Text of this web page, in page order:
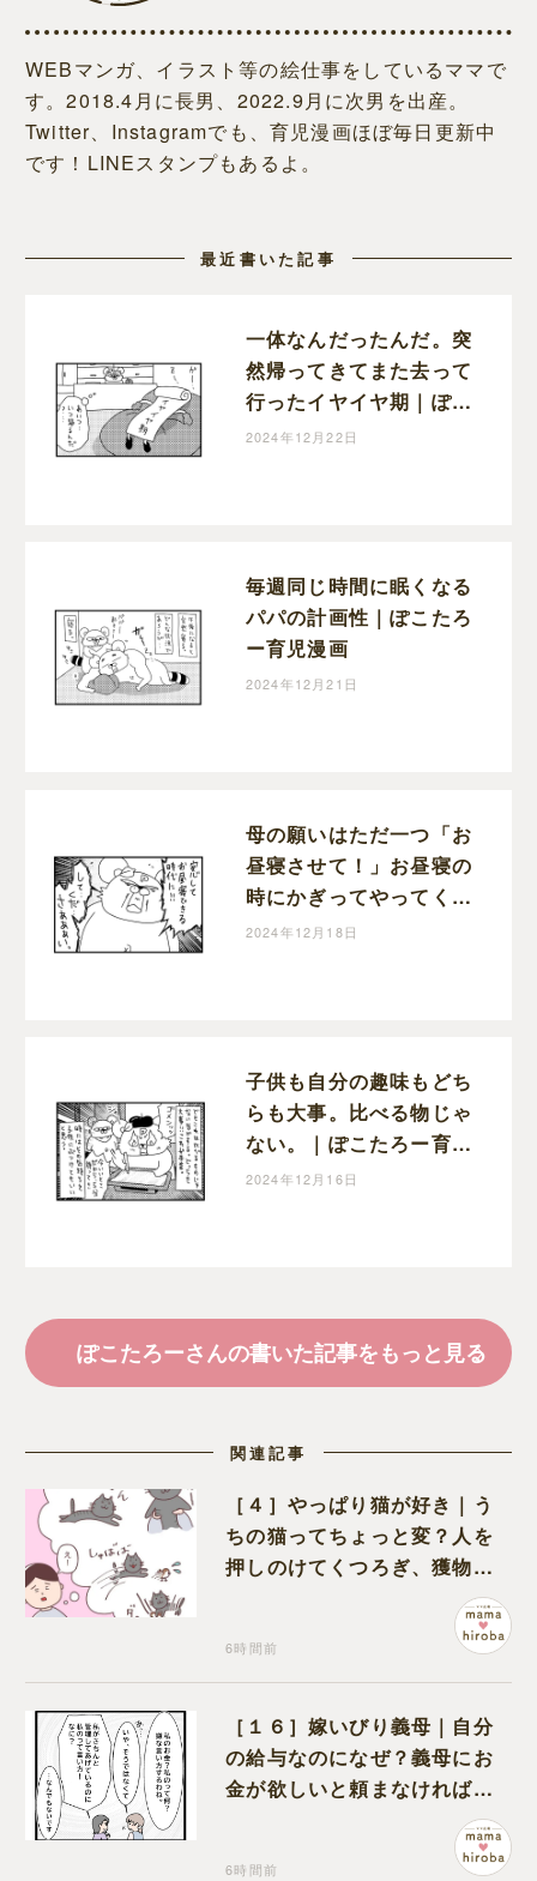
WEBマンガ、イラスト等の絵仕事をしているママで
す。2018.4月に長男、2022.9月に次男を出産。
Twitter、Instagramでも、育児漫画ほぼ毎日更新中
です！LINEスタンプもあるよ。
最近書いた記事
一体なんだったんだ。突
然帰ってきてまた去って
行ったイヤイヤ期｜ぽこ
たろー育児漫画
2024年12月22日
毎週同じ時間に眠くなる
パパの計画性｜ぽこたろ
ー育児漫画
2024年12月21日
母の願いはただ一つ「お
昼寝させて！」お昼寝の
時にかぎってやってくる
宣伝車｜ぽこたろー育児
2024年12月18日
子供も自分の趣味もどち
らも大事。比べる物じゃ
ない。｜ぽこたろー育児
漫画
2024年12月16日
ぽこたろーさんの書いた記事をもっと見る
関連記事
［４］やっぱり猫が好き｜う
ちの猫ってちょっと変？人を
押しのけてくつろぎ、獲物に
も物怖じしない鋼のハート
6時間前
［１６］嫁いびり義母｜自分
の給与なのになぜ？義母にお
金が欲しいと頼まなければな
6時間前